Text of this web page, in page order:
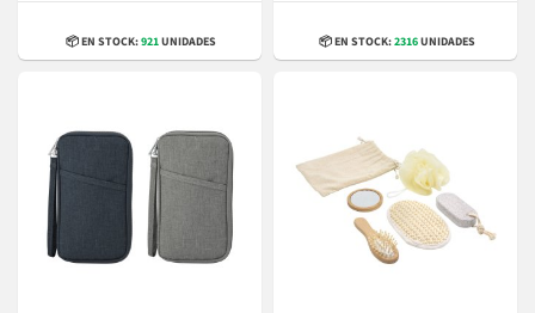
📦 EN STOCK:921UNIDADES 📦 EN STOCK:2316UNIDADES